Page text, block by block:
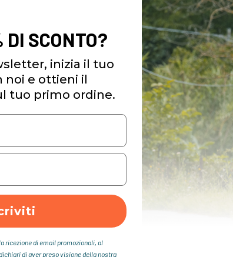
DI SCONTO?
inizia il tuo
noi e ottieni il
tuo primo ordine.
ricezione di email promozionali, al
di aver preso visione della nostra